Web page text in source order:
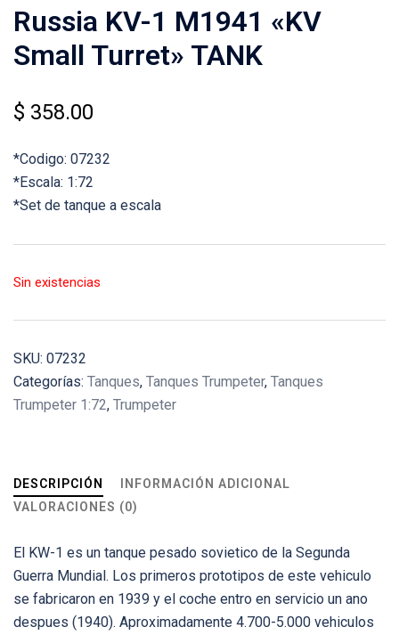
Russia KV-1 M1941 «KV
Small Turret» TANK
$ 358.00
*Codigo: 07232
*Escala: 1:72
*Set de tanque a escala
Sin existencias
SKU: 07232
Categorías: Tanques, Tanques Trumpeter, Tanques
Trumpeter 1:72, Trumpeter
DESCRIPCIÓN
INFORMACIÓN ADICIONAL
VALORACIONES (0)
El KW-1 es un tanque pesado sovietico de la Segunda
Guerra Mundial. Los primeros prototipos de este vehiculo
se fabricaron en 1939 y el coche entro en servicio un ano
despues (1940). Aproximadamente 4.700-5.000 vehiculos